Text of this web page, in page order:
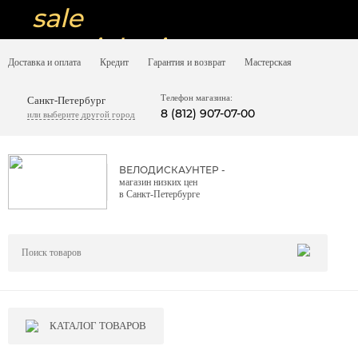
sale
special price
ну очень
вот дешево
sale
sale
надо брать
Доставка и оплата Кредит Гарантия и возврат Мастерская
Санкт-Петербург
или выберите другой город
Телефон магазина:
8 (812) 907-07-00
ВЕЛОДИСКАУНТЕР -
магазин низких цен
в Санкт-Петербурге
КАТАЛОГ ТОВАРОВ